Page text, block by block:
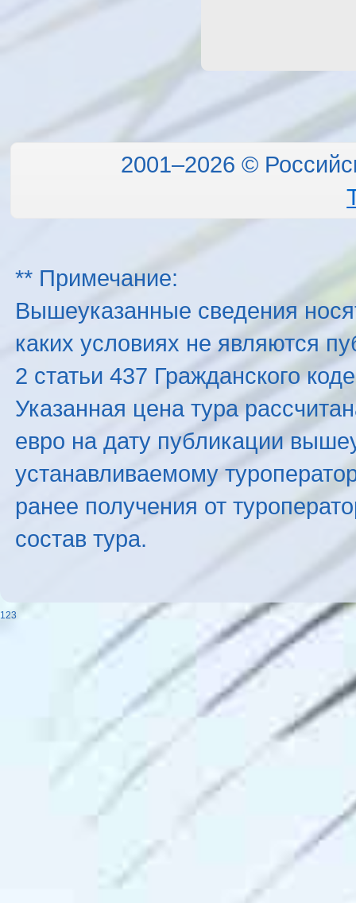
2001–2026 ©
** Примечание:
Вышеуказанные сведения
каких условиях не являются
2 статьи 437 Гражданского
Указанная цена тура
евро на дату публикации
устанавливаемому
ранее получения от
состав тура.
123